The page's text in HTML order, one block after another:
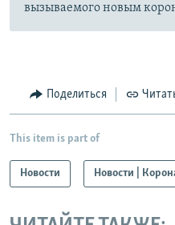
вызываемого новым
Поделиться
This item is part of
Новости Новости |